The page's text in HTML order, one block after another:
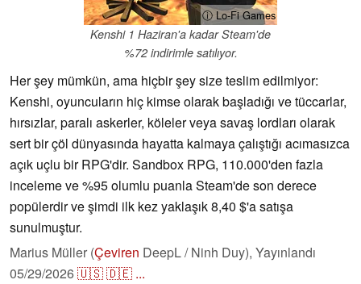
ⓘ Lo-Fi Games
Kenshi 1 Haziran'a kadar Steam'de
%72 indirimle satılıyor.
Her şey mümkün, ama hiçbir şey size teslim edilmiyor:
Kenshi, oyuncuların hiç kimse olarak başladığı ve tüccarlar,
hırsızlar, paralı askerler, köleler veya savaş lordları olarak
sert bir çöl dünyasında hayatta kalmaya çalıştığı acımasızca
açık uçlu bir RPG'dir. Sandbox RPG, 110.000'den fazla
inceleme ve %95 olumlu puanla Steam'de son derece
popülerdir ve şimdi ilk kez yaklaşık 8,40 $'a satışa
sunulmuştur.
Marius Müller (Çeviren DeepL / Ninh Duy), Yayınlandı
05/29/2026🇺🇸🇩🇪 ...